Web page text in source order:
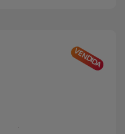
VENDIDA